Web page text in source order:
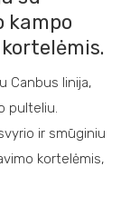
kampo
Canbus linija,
pulteliu.
ir smūginiu
kortelėmis,